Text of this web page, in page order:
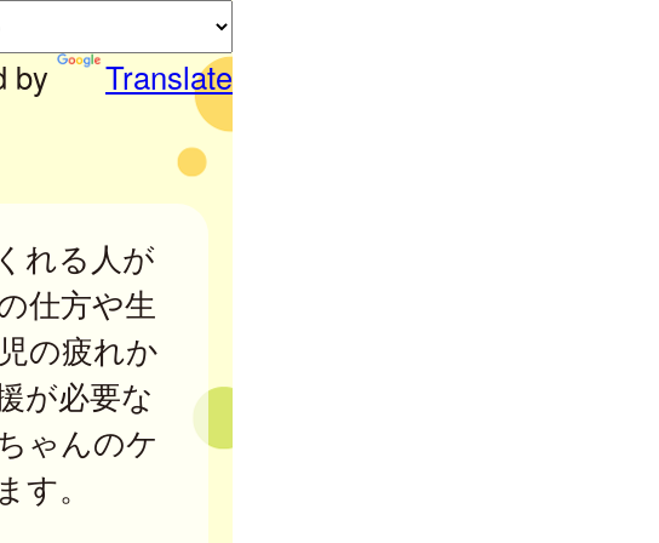
by Translate
れる人が
仕方や生
の疲れか
が必要な
ゃんのケ
。